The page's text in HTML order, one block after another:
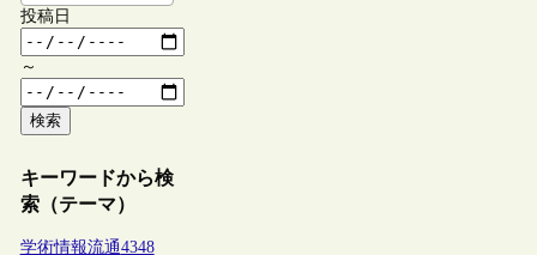
投稿日
～
検索
キーワードから検
索（テーマ）
学術情報流通4348